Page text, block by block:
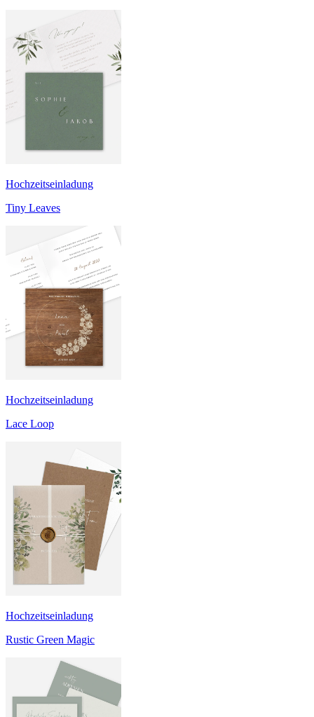
Hochzeitseinladung
Tiny Leaves
Hochzeitseinladung
Lace Loop
Hochzeitseinladung
Rustic Green Magic